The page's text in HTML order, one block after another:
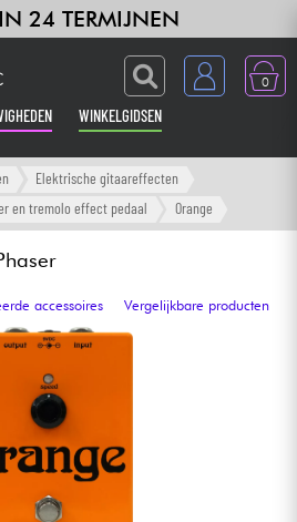
24 TERMIJNEN
0
WINKELGIDSEN
Elektrische gitaareffecten
en tremolo effect pedaal
Orange
accessoires
Vergelijkbare producten